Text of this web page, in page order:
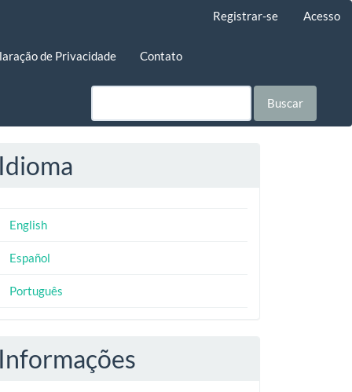
Registrar-se Acesso
de Privacidade Contato
Buscar
Idioma
English
Español
Português
Informações